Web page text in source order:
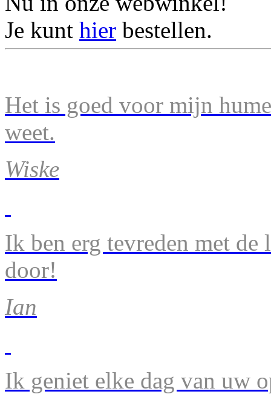
Je kunt hier bestellen.
Het is goed voor mijn
weet.
Wiske
Ik ben erg tevreden met de
door!
Ian
Ik geniet elke dag van uw